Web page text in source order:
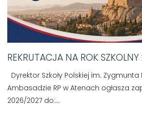
REKRUTACJA NA ROK
Dyrektor Szkoły Polskiej im. Zygmunta
Ambasadzie RP w Atenach ogłasza
2026/2027 do:...